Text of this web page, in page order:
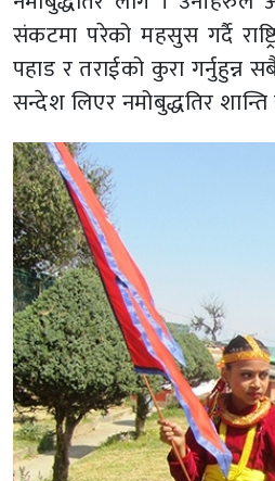
संकटमा परेको महसुस गर्दै
पहाड र तराईको कुरा गर्नुहुन्न
सन्देश लिएर नमोबुद्धतिर